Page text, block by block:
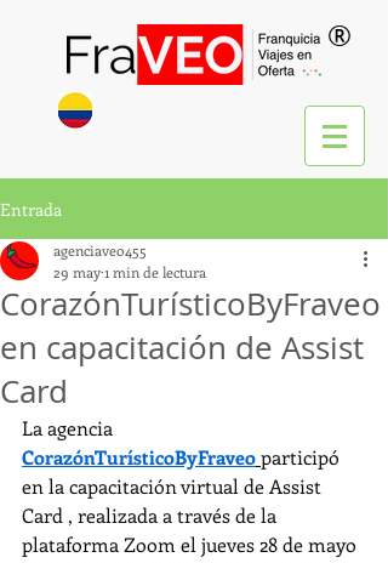
®
Entrada
CorazónTurísticoByFraveo
en capacitación de Assist
Card
agenciaveo455
29 may1 min de lectura
La agencia
CorazónTurísticoByFraveoparticipó
en la capacitación virtual de Assist
Card , realizada a través de la
plataforma Zoom el jueves 28 de mayo